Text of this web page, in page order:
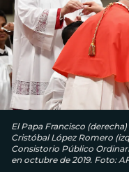
El Papa Francisco
Cristóbal López Romero
Consistorio Público
en octubre de 2019. Foto: